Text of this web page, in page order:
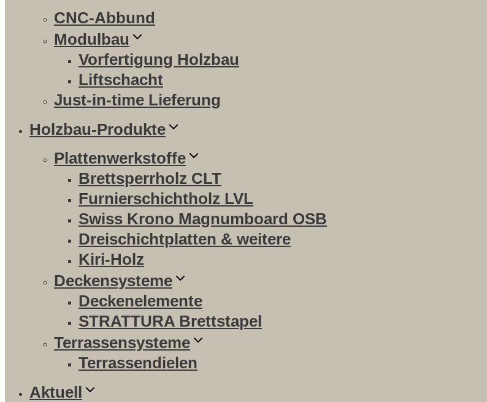
CNC-Abbund
Modulbau
Vorfertigung Holzbau
Liftschacht
Just-in-time Lieferung
Holzbau-Produkte
Plattenwerkstoffe
Brettsperrholz CLT
Furnierschichtholz LVL
Swiss Krono Magnumboard OSB
Dreischichtplatten & weitere
Kiri-Holz
Deckensysteme
Deckenelemente
STRATTURA Brettstapel
Terrassensysteme
Terrassendielen
Aktuell